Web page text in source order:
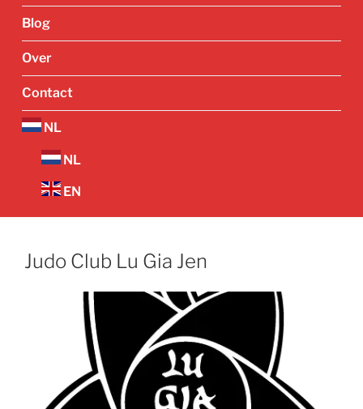
Blog
Over
Contact
NL
NL
EN
Judo Club Lu Gia Jen
Vorige